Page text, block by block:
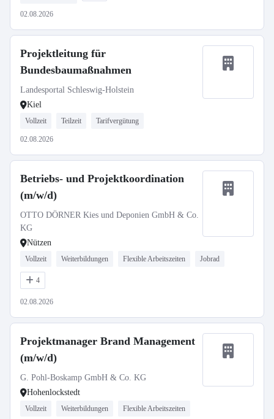
02.08.2026
Projektleitung für
Bundesbaumaßnahmen
Landesportal Schleswig-Holstein
Kiel
Vollzeit Teilzeit Tarifvergütung
02.08.2026
Betriebs- und Projektkoordination
(m/w/d)
OTTO DÖRNER Kies und Deponien GmbH & Co.
KG
Nützen
Vollzeit Weiterbildungen Flexible Arbeitszeiten Jobrad
4
02.08.2026
Projektmanager Brand Management
(m/w/d)
G. Pohl-Boskamp GmbH & Co. KG
Hohenlockstedt
Vollzeit Weiterbildungen Flexible Arbeitszeiten